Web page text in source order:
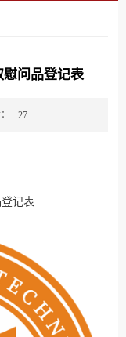
问品登记表
27
记表